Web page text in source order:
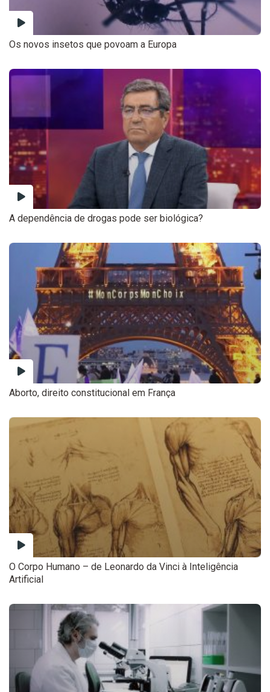
Os novos insetos que povoam a Europa
A dependência de drogas pode ser biológica?
Aborto, direito constitucional em França
O Corpo Humano – de Leonardo da Vinci à Inteligência
Artificial